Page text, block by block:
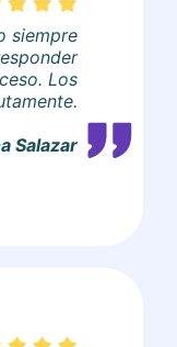
siempre
Los
Salazar